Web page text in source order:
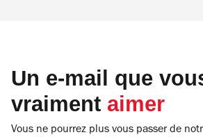
Un e-mail que
vraiment aimer
Vous ne pourrez plus vous passer de